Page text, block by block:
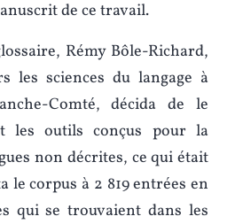
de ce travail.
Rémy Bôle-Richard,
les sciences du langage à
Comté, décida de le
les outils conçus pour la
non décrites, ce qui était
le corpus à 2 819 entrées en
qui se trouvaient dans les